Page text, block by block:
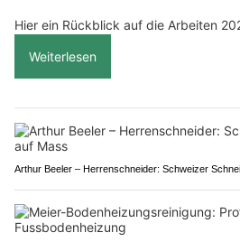
Hier ein Rückblick auf die Arbeiten
Weiterlesen
Arthur Beeler – Herrenschneider: Schweizer